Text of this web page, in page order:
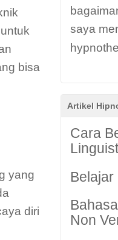
bisa
yang
diri
saya
Artikel
Cara
Belajar
Non